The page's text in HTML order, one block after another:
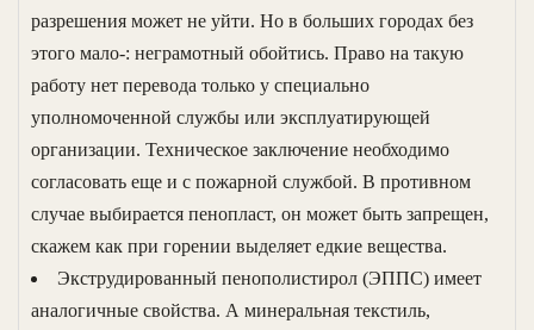
разрешения может не уйти. Но в больших городах без
этого мало-: неграмотный обойтись. Право на такую
работу нет перевода только у специально
уполномоченной службы или эксплуатирующей
организации. Техническое заключение необходимо
согласовать еще и с пожарной службой. В противном
случае выбирается пенопласт, он может быть запрещен,
скажем как при горении выделяет едкие вещества.
Экструдированный пенополистирол (ЭППС) имеет
аналогичные свойства. А минеральная текстиль,